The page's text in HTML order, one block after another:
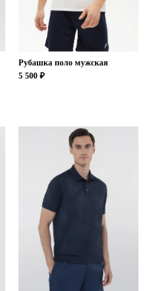
Рубашка поло мужская
5 500 ₽